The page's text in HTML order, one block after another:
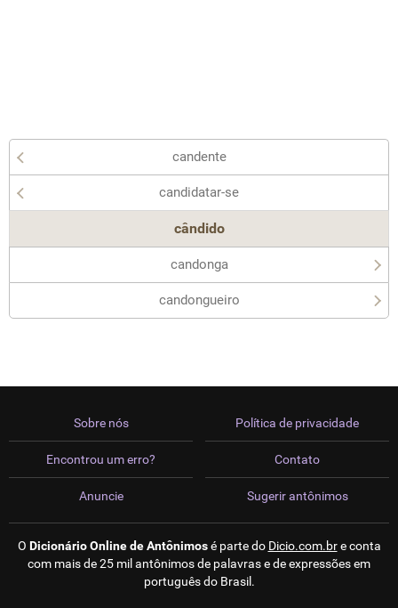
candente
candidatar-se
cândido
candonga
candongueiro
Sobre nós
Encontrou um erro?
Anuncie
Política de privacidade
Contato
Sugerir antônimos
O Dicionário Online de Antônimosé parte do Dicio.com.bre conta
com mais de 25 mil antônimos de palavras e de expressões em
português do Brasil.